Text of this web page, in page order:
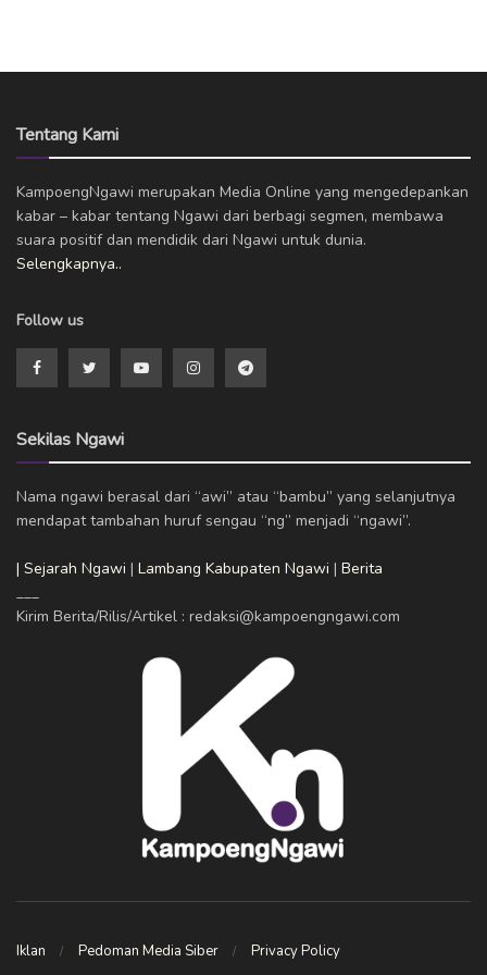
Tentang Kami
KampoengNgawi merupakan Media Online yang mengedepankan
kabar – kabar tentang Ngawi dari berbagi segmen, membawa
suara positif dan mendidik dari Ngawi untuk dunia.
Selengkapnya..
Follow us
Sekilas Ngawi
Nama ngawi berasal dari “awi” atau “bambu” yang selanjutnya
mendapat tambahan huruf sengau “ng” menjadi “ngawi”.
| Sejarah Ngawi | Lambang Kabupaten Ngawi | Berita
___
Kirim Berita/Rilis/Artikel : redaksi@kampoengngawi.com
Iklan Pedoman Media Siber Privacy Policy